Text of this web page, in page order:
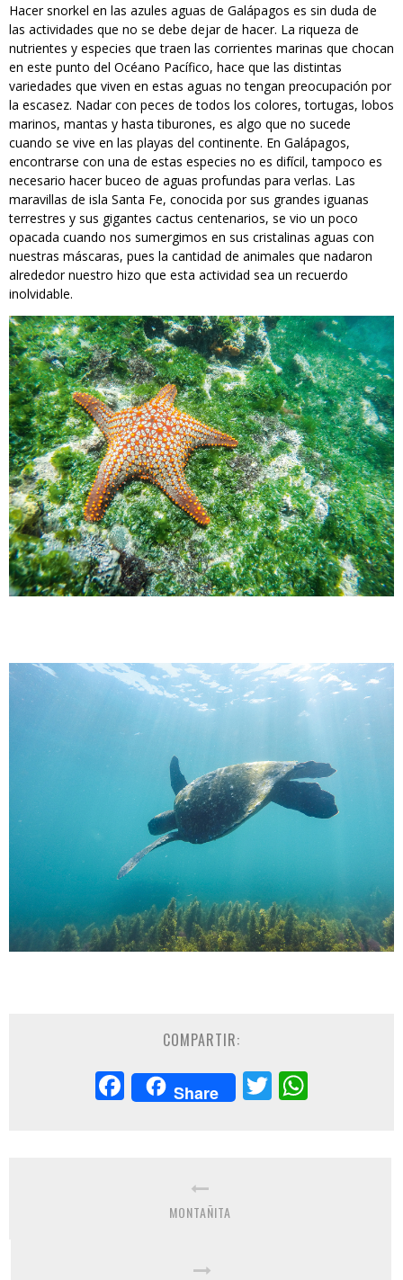
Hacer snorkel en las azules aguas de Galápagos es sin duda de
las actividades que no se debe dejar de hacer. La riqueza de
nutrientes y especies que traen las corrientes marinas que chocan
en este punto del Océano Pacífico, hace que las distintas
variedades que viven en estas aguas no tengan preocupación por
la escasez. Nadar con peces de todos los colores, tortugas, lobos
marinos, mantas y hasta tiburones, es algo que no sucede
cuando se vive en las playas del continente. En Galápagos,
encontrarse con una de estas especies no es difícil, tampoco es
necesario hacer buceo de aguas profundas para verlas. Las
maravillas de isla Santa Fe, conocida por sus grandes iguanas
terrestres y sus gigantes cactus centenarios, se vio un poco
opacada cuando nos sumergimos en sus cristalinas aguas con
nuestras máscaras, pues la cantidad de animales que nadaron
alrededor nuestro hizo que esta actividad sea un recuerdo
inolvidable.
COMPARTIR:
Facebook
Share Twitter
MONTAÑITA